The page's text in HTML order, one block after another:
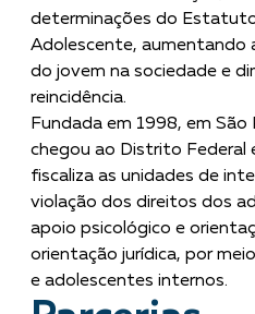
determinações do
Adolescente, aumentando
do jovem na sociedade e
reincidência.
Fundada em 1998, em São
chegou ao Distrito Federal
fiscaliza as unidades de
violação dos direitos dos
apoio psicológico e
orientação jurídica, por
e adolescentes internos.